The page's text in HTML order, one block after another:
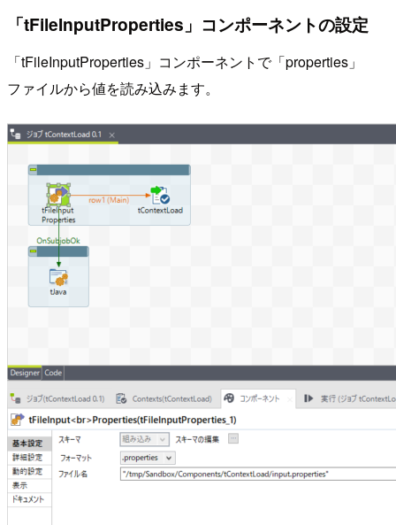
「tFileInputProperties」コンポーネントの設定
「tFileInputProperties」コンポーネントで「properties」
ファイルから値を読み込みます。